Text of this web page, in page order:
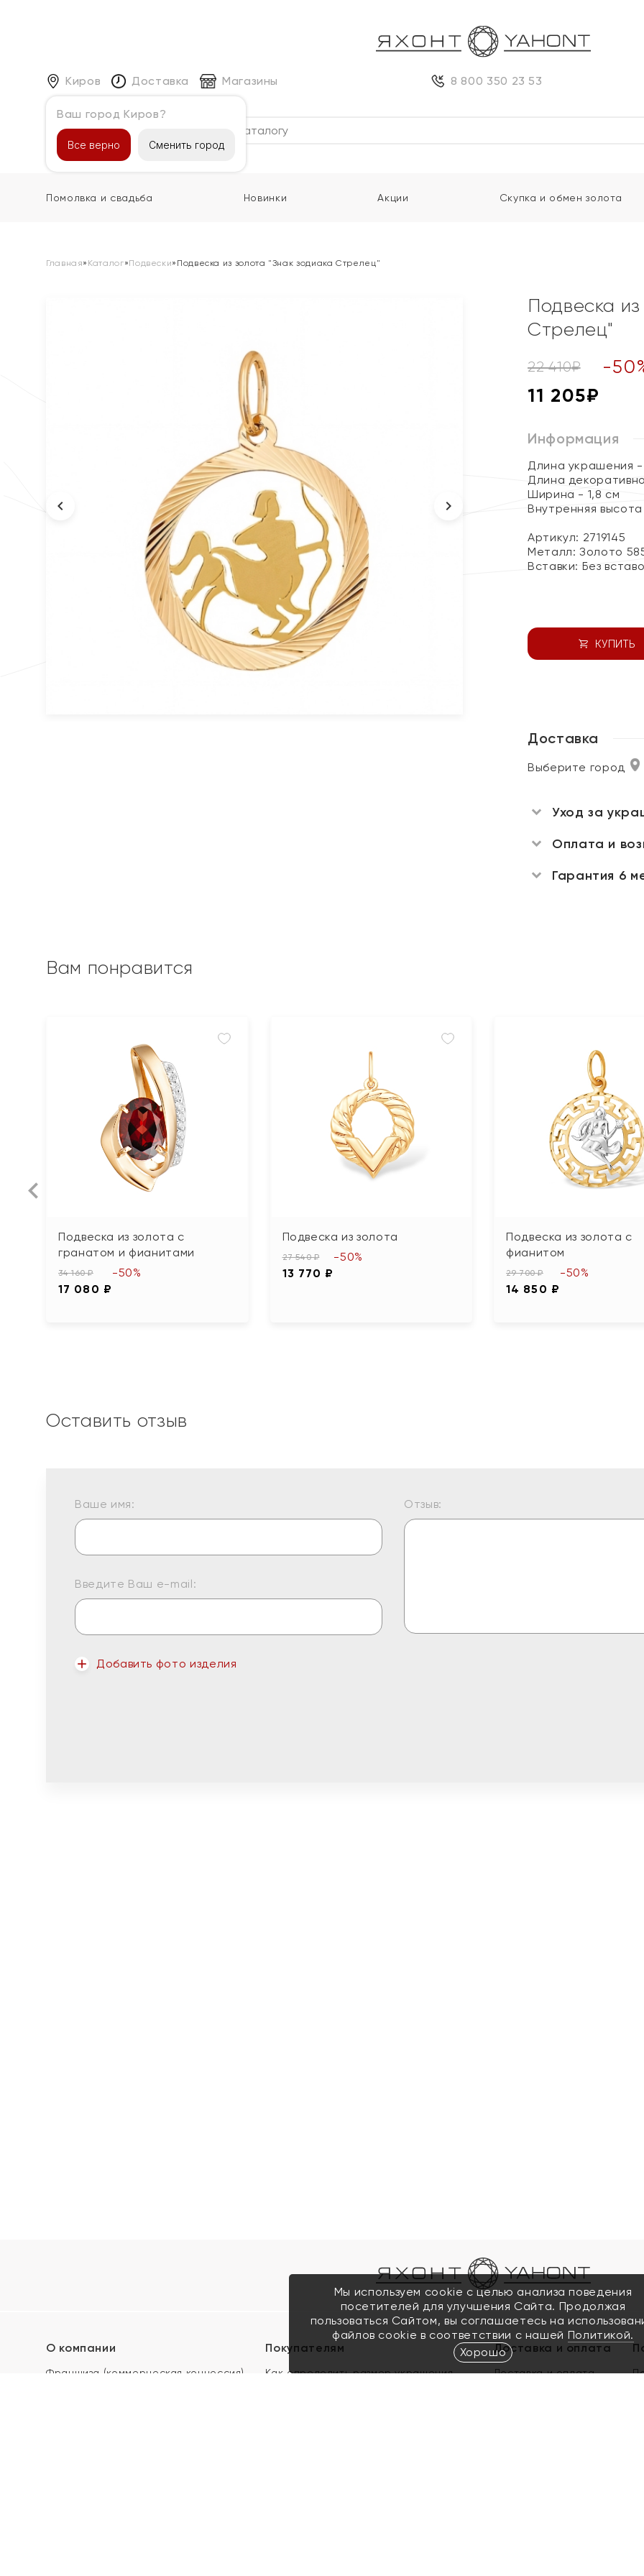
Киров
Ваш город Киров?
Все верно Сменить город
Доставка Магазины 8 800 350 23 53
Каталог
Помолвка и свадьба Новинки Акции Скупка и обмен золота
Главная» Каталог»Подвески» Подвеска из золота "Знак зодиака Стрелец"
Подвеска
Стрелец"
22 410₽ -50
11 205₽
Информация
Длина украшения -
Длина
Ширина - 1,8 см
Внутренняя
Артикул: 2719145
Металл:Золото
Вставки: Без
КУПИТЬ
Доставка
Выберите город
Уход за
Оплата и
Гарантия 6
Вам понравится
Подвеска из золота с
гранатом и фианитами
34 160 ₽
17 080 ₽
-50%
Подвеска из золота
27 540 ₽
13 770 ₽
-50%
Подвеска из золота с
фианитом
29 700 ₽
14 850 ₽
-50%
Оставить отзыв
Ваше имя:
Введите Ваш e-mail:
Добавить фото изделия
Отзыв:
О компании
Франшиза (коммерческая концессия)
Покупателям
Как определить размер украшения
Доставка и оплата
Доставка и оплата
Мы используем cookie с целью анализа поведения
посетителей для улучшения Сайта. Продолжая
пользоваться Сайтом, вы соглашаетесь на
файлов cookie в соответствии с нашей Политикой.
Хорошо